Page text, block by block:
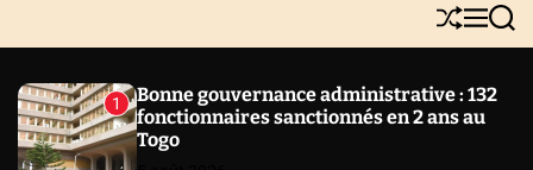
W
S
S
h
l
e
M
e
u
S
e
r
c
1
Bonne gouvernance administrative : 132
fonctionnaires sanctionnés en 2 ans au
Togo